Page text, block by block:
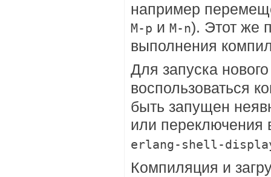
например
M-p и M-n). Этот же
выполнения
Для запуска
воспользоваться
быть запущен
или
erlang-shell-
Компиляция и